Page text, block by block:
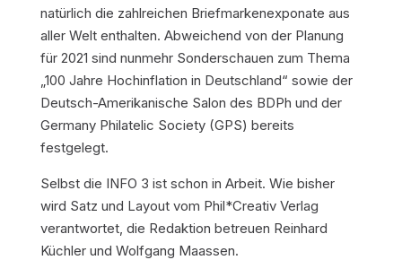
natürlich die zahlreichen Briefmarkenexponate aus
aller Welt enthalten. Abweichend von der Planung
für 2021 sind nunmehr Sonderschauen zum Thema
„100 Jahre Hochinflation in Deutschland“ sowie der
Deutsch-Amerikanische Salon des BDPh und der
Germany Philatelic Society (GPS) bereits
festgelegt.
Selbst die INFO 3 ist schon in Arbeit. Wie bisher
wird Satz und Layout vom Phil*Creativ Verlag
verantwortet, die Redaktion betreuen Reinhard
Küchler und Wolfgang Maassen.